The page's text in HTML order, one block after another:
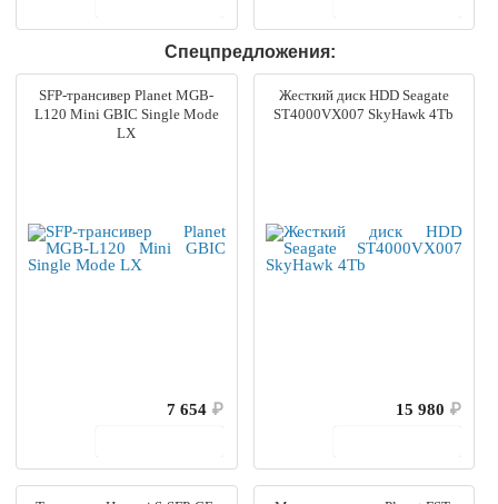
Спецпредложения:
SFP-трансивер Planet MGB-
L120 Mini GBIC Single Mode
LX
7 654 ₽
Жесткий диск HDD Seagate
ST4000VX007 SkyHawk 4Tb
15 980 ₽